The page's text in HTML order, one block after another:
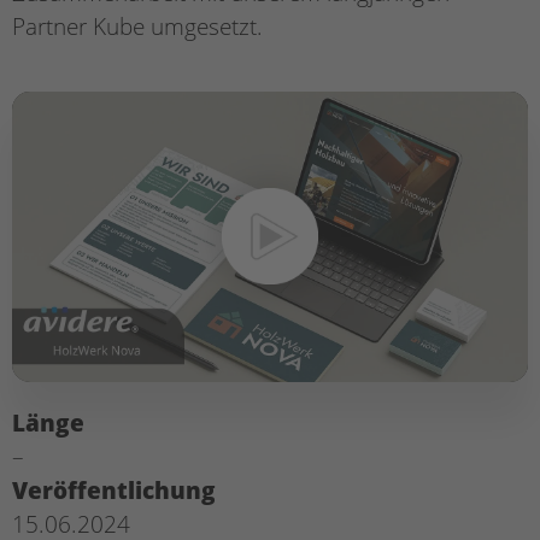
Partner Kube umgesetzt.
Länge
–
Veröffentlichung
15.06.2024